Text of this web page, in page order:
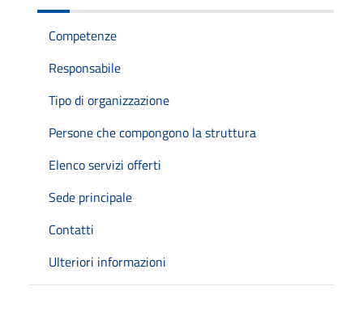
Competenze
Responsabile
Tipo di organizzazione
Persone che compongono la struttura
Elenco servizi offerti
Sede principale
Contatti
Ulteriori informazioni